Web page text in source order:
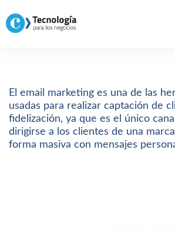
El email marketing es una de las
usadas para realizar captación de
fidelización, ya que es el único
dirigirse a los clientes de una
forma masiva con mensajes